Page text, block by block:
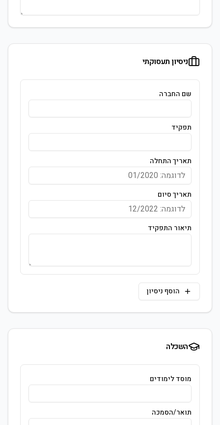
ניסיון תעסוקתי
שם החברה
תפקיד
תאריך התחלה
תאריך סיום
תיאור התפקיד
הוסף ניסיון
השכלה
מוסד לימודים
תואר/הסמכה